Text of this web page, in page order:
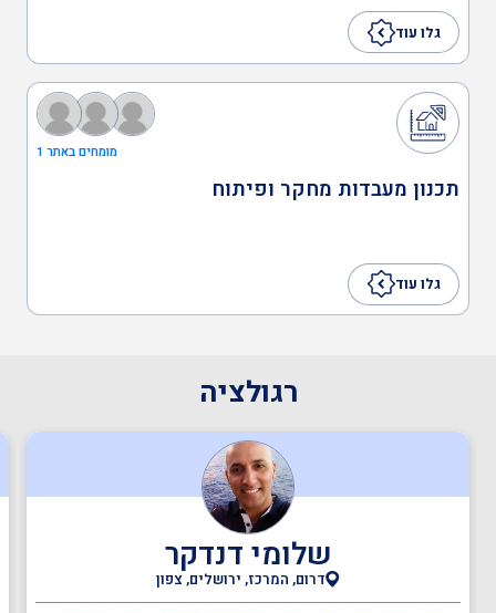
תעבורה
גלו עוד
מומחים באתר 1
תכנון מעבדות מחקר ופיתוח
גלו עוד
רגולציה
שלומי דנדקר
דרום, המרכז, ירושלים, צפון